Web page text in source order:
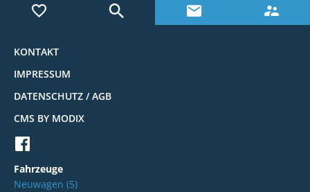
KONTAKT
IMPRESSUM
DATENSCHUTZ / AGB
CMS BY MODIX
Fahrzeuge
Neuwagen (5)